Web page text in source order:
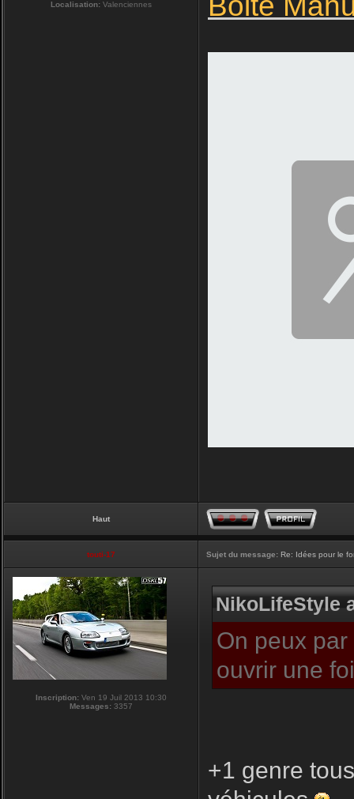
Localisation: Valenciennes
Haut
touti-17 Sujet du message: Re: Idées pour le
Inscription: Ven 19 Juil 2013 10:30
Messages: 3357
NikoLifeStyle
On peux
ouvrir une
+1 genre